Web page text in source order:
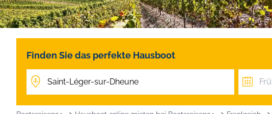
Finden Sie das perfekte Hausboot